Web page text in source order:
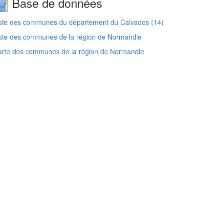
des communes du département du Calvados (14)
des communes de la région de Normandie
des communes de la région de Normandie